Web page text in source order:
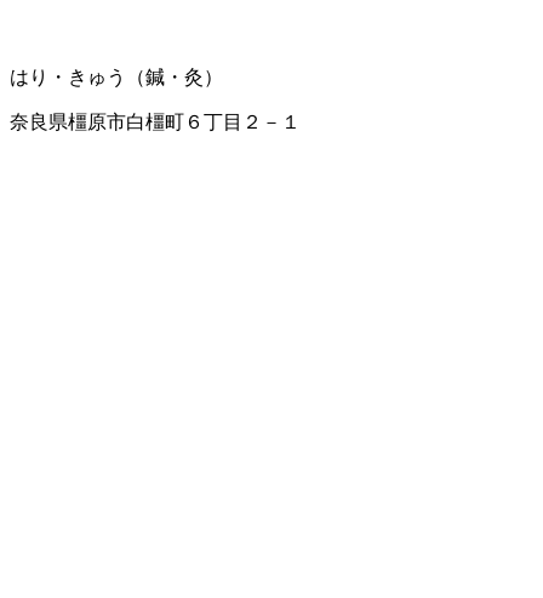
はり・きゅう（鍼・灸）
奈良県橿原市白橿町６丁目２－１